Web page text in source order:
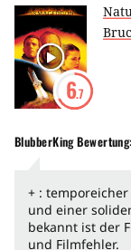
6.7
BlubberKingBewertung:
+ :
und einer
bekannt ist der
und Filmfehler.